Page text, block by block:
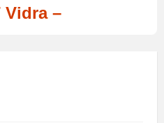
Vidra –